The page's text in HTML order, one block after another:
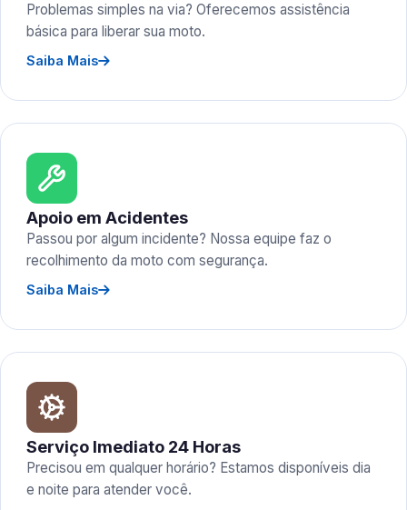
Problemas simples na via? Oferecemos assistência
básica para liberar sua moto.
Saiba Mais
Apoio em Acidentes
Passou por algum incidente? Nossa equipe faz o
recolhimento da moto com segurança.
Saiba Mais
Serviço Imediato 24 Horas
Precisou em qualquer horário? Estamos disponíveis dia
e noite para atender você.